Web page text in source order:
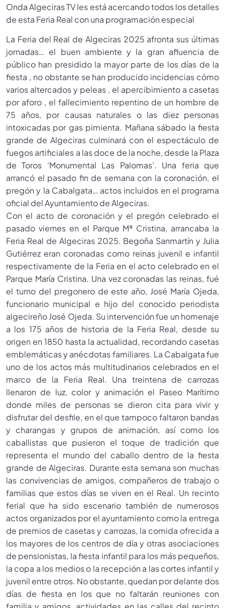
Onda Algeciras TV les está acercando todos los detalles
de esta Feria Real con una programación especial
La Feria del Real de Algeciras 2025 afronta sus últimas
jornadas… el buen ambiente y la gran afluencia de
público han presidido la mayor parte de los días de la
fiesta , no obstante se han producido incidencias cómo
varios altercados y peleas , el apercibimiento a casetas
por aforo , el fallecimiento repentino de un hombre de
75 años, por causas naturales o las diez personas
intoxicadas por gas pimienta. Mañana sábado la fiesta
grande de Algeciras culminará con el espectáculo de
fuegos artificiales a las doce de la noche, desde la Plaza
de Toros ‘Monumental Las Palomas’. Una feria que
arrancó el pasado fin de semana con la coronación, el
pregón y la Cabalgata… actos incluidos en el programa
oficial del Ayuntamiento de Algeciras.
Con el acto de coronación y el pregón celebrado el
pasado viernes en el Parque Mª Cristina, arrancaba la
Feria Real de Algeciras 2025. Begoña Sanmartín y Julia
Gutiérrez eran coronadas como reinas juvenil e infantil
respectivamente de la Feria en el acto celebrado en el
Parque María Cristina. Una vez coronadas las reinas, fué
el turno del pregonero de este año, José María Ojeda,
funcionario municipal e hijo del conocido periodista
algecireño José Ojeda. Su intervención fue un homenaje
a los 175 años de historia de la Feria Real, desde su
origen en 1850 hasta la actualidad, recordando casetas
emblemáticas y anécdotas familiares. La Cabalgata fue
uno de los actos más multitudinarios celebrados en el
marco de la Feria Real. Una treintena de carrozas
llenaron de luz, color y animación el Paseo Marítimo
donde miles de personas se dieron cita para vivir y
disfrutar del desfile, en el que tampoco faltaron bandas
y charangas y grupos de animación, así como los
caballistas que pusieron el toque de tradición que
representa el mundo del caballo dentro de la fiesta
grande de Algeciras. Durante esta semana son muchas
las convivencias de amigos, compañeros de trabajo o
familias que estos días se viven en el Real. Un recinto
ferial que ha sido escenario también de numerosos
actos organizados por el ayuntamiento como la entrega
de premios de casetas y carrozas, la comida ofrecida a
los mayores de los centros de día y otras asociaciones
de pensionistas, la fiesta infantil para los más pequeños,
la copa a los medios o la recepción a las cortes infantil y
juvenil entre otros. No obstante, quedan por delante dos
días de fiesta en los que no faltarán reuniones con